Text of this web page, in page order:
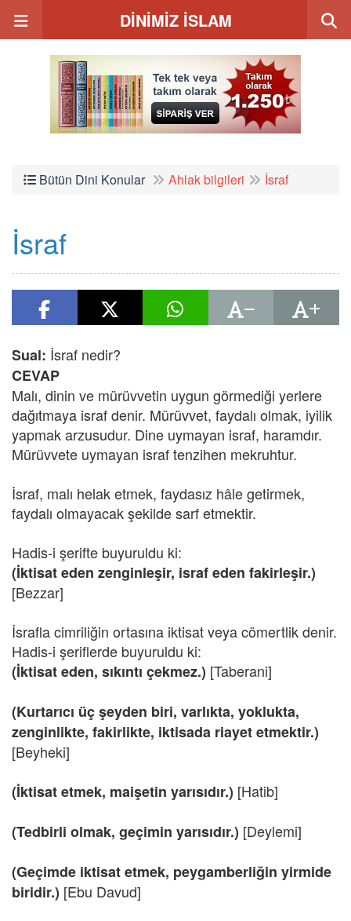
DİNİMİZ İSLAM
Bütün Dini Konular Ahlak bilgileri İsraf
İsraf
Sual: İsraf nedir?
CEVAP
Malı, dinin ve mürüvvetin uygun görmediği yerlere
dağıtmaya israf denir. Mürüvvet, faydalı olmak, iyilik
yapmak arzusudur. Dine uymayan israf, haramdır.
Mürüvvete uymayan israf tenzihen mekruhtur.
İsraf, malı helak etmek, faydasız hâle getirmek,
faydalı olmayacak şekilde sarf etmektir.
Hadis-i şerifte buyuruldu ki:
(İktisat eden zenginleşir, israf eden fakirleşir.)
[Bezzar]
İsrafla cimriliğin ortasına iktisat veya cömertlik denir.
Hadis-i şeriflerde buyuruldu ki:
(İktisat eden, sıkıntı çekmez.) [Taberani]
(Kurtarıcı üç şeyden biri, varlıkta, yoklukta,
zenginlikte, fakirlikte, iktisada riayet etmektir.)
[Beyheki]
(İktisat etmek, maişetin yarısıdır.) [Hatib]
(Tedbirli olmak, geçimin yarısıdır.) [Deylemi]
(Geçimde iktisat etmek, peygamberliğin yirmide
biridir.) [Ebu Davud]